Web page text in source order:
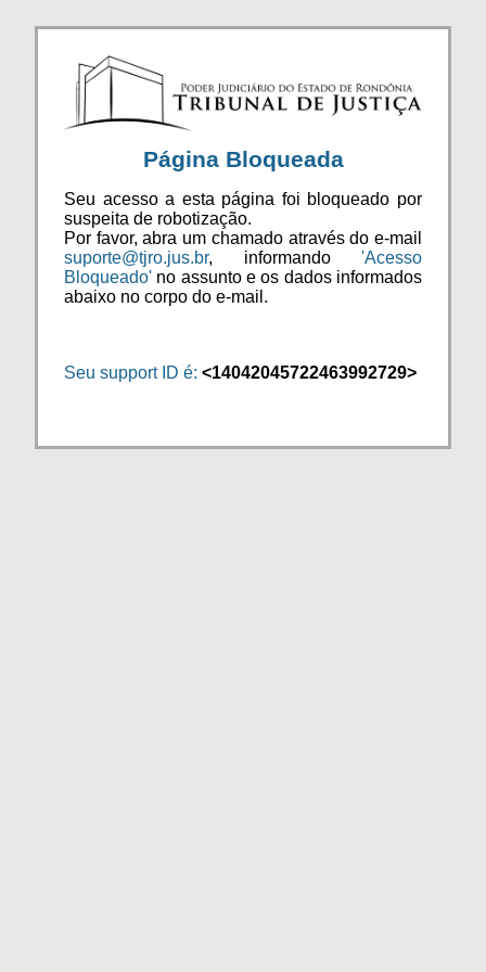
Página Bloqueada
Seu acesso a esta página foi bloqueado por
suspeita de robotização.
Por favor, abra um chamado através do e-mail
suporte@tjro.jus.br, informando 'Acesso
Bloqueado' no assunto e os dados informados
abaixo no corpo do e-mail.
Seu support ID é: <14042045722463992729>